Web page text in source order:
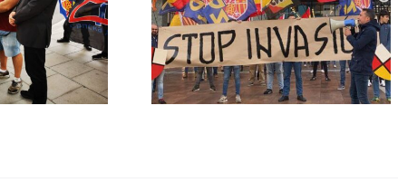
la invasión
y el
reemplazo
4 DE NOVIEMBRE
protestas contra el
Gobierno
CONTRA LA AMNISTÍA